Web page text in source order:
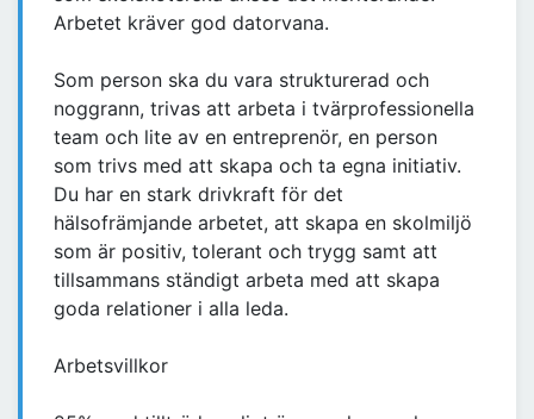
Arbetet kräver god datorvana.
Som person ska du vara strukturerad och
noggrann, trivas att arbeta i tvärprofessionella
team och lite av en entreprenör, en person
som trivs med att skapa och ta egna initiativ.
Du har en stark drivkraft för det
hälsofrämjande arbetet, att skapa en skolmiljö
som är positiv, tolerant och trygg samt att
tillsammans ständigt arbeta med att skapa
goda relationer i alla leda.
Arbetsvillkor